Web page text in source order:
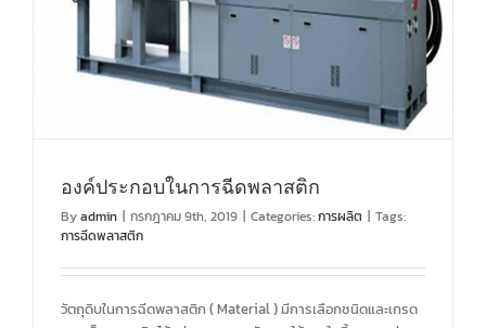
องค์ประกอบในการฉีดพลาสติก
Byadmin กรกฎาคม 9th, 2019 Categories:การผลิต
Tags:
การฉีดพลาสติก
วัตถุดิบในการฉีดพลาสติก ( Material ) มีการเลือกชนิดและเกรด